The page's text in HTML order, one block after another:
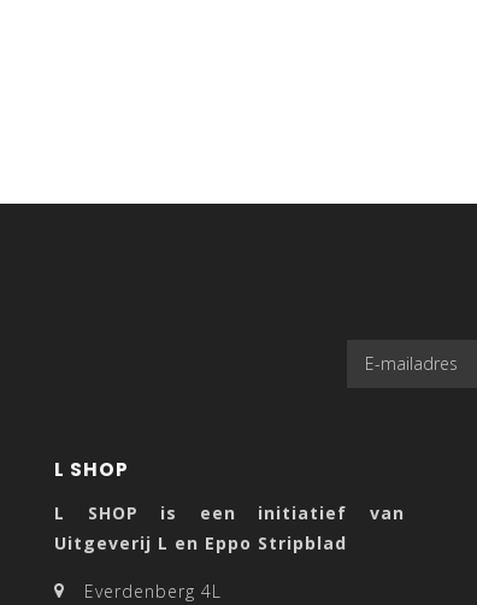
L SHOP
L SHOP is een initiatief van
Uitgeverij L en Eppo Stripblad
Everdenberg 4L